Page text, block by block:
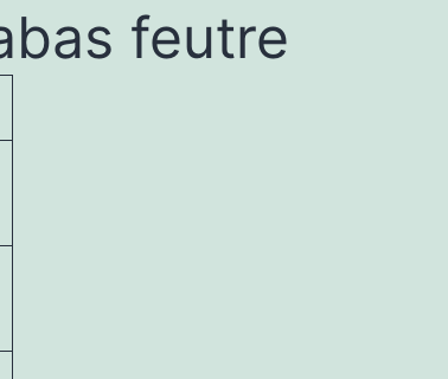
feutre